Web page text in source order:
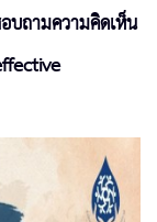
บถามความคิดเห็น